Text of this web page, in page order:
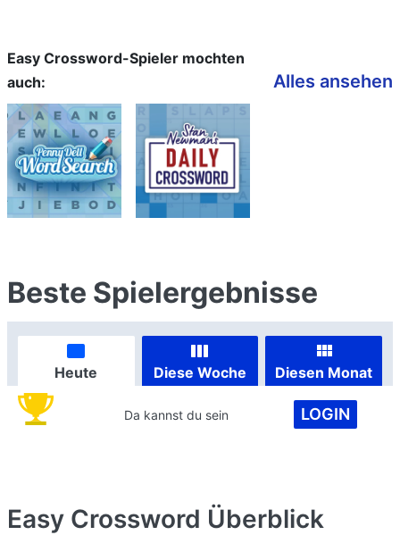
Easy Crossword-Spieler mochten
auch:
Alles ansehen
Beste Spielergebnisse
Heute Diese Woche Diesen Monat
Da kannst du sein LOGIN
Easy Crossword Überblick